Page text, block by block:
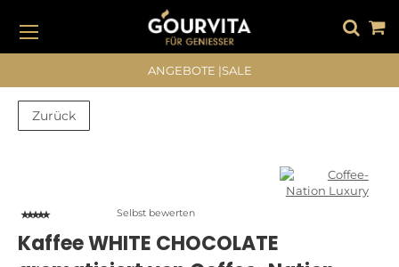
DIREKT
ZUM
INHALT
#DRÜCKEN SIE DIE EINGABETASTE, UM ZU SUCHEN
ANGEBOTE |SALE
Zurück
springen
springen
Selbst bewerten
Kaffee WHITE CHOCOLATE